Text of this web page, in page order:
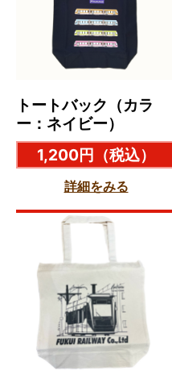
トートバック（カラ
ー：ネイビー）
1,200円 （税込）
詳細をみる